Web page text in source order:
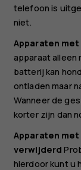
telefoon is
niet.
Apparaten
apparaat alleen
batterij kan
ontladen maar
Wanneer de
korter zijn dan
Apparaten
verwijderd
hierdoor kunt u